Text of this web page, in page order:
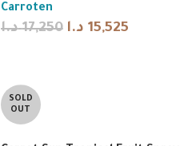
Carroten
17,250 د.ا 15,525 د.ا
SOLD
OUT